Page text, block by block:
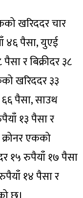
खरिददर चार
४६ पैसा, युएई
र बिक्रीदर ३८
खरिददर ३३
पैसा, साउथ
१३ पैसा र
एकको
१५ रुपैयाँ १७ पैसा
१४ पैसा र